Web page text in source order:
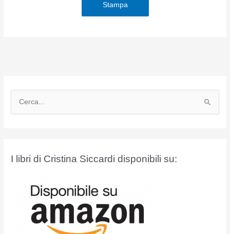
Stampa
I libri di Cristina Siccardi disponibili su: